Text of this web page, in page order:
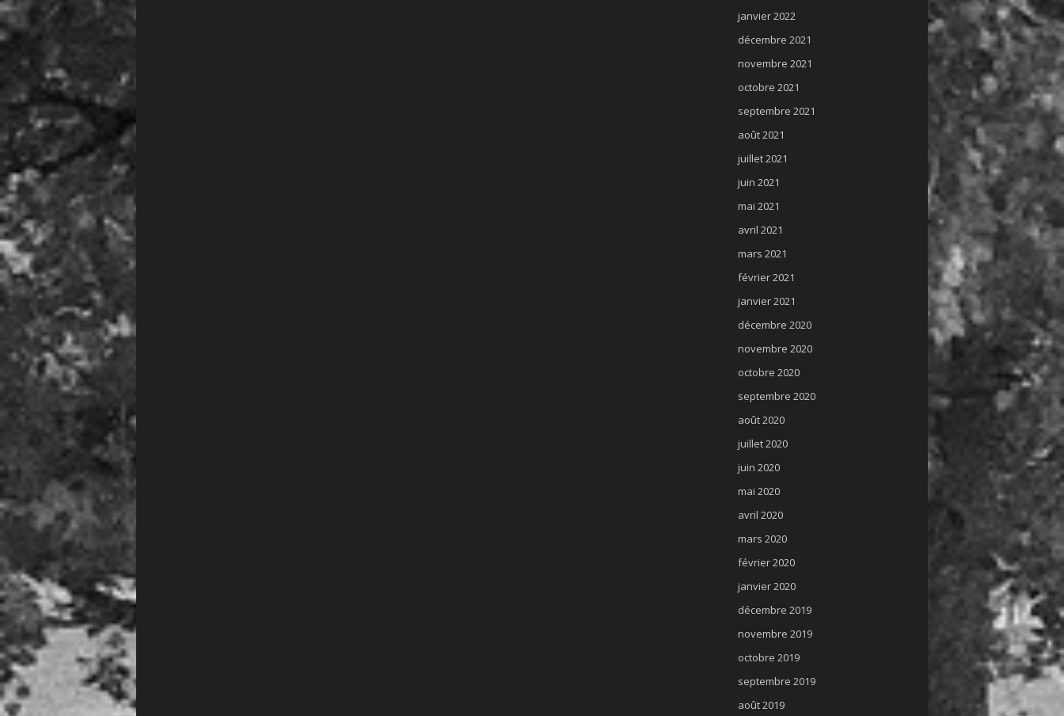
janvier 2022
décembre 2021
novembre 2021
octobre 2021
septembre 2021
août 2021
juillet 2021
juin 2021
mai 2021
avril 2021
mars 2021
février 2021
janvier 2021
décembre 2020
novembre 2020
octobre 2020
septembre 2020
août 2020
juillet 2020
juin 2020
mai 2020
avril 2020
mars 2020
février 2020
janvier 2020
décembre 2019
novembre 2019
octobre 2019
septembre 2019
août 2019